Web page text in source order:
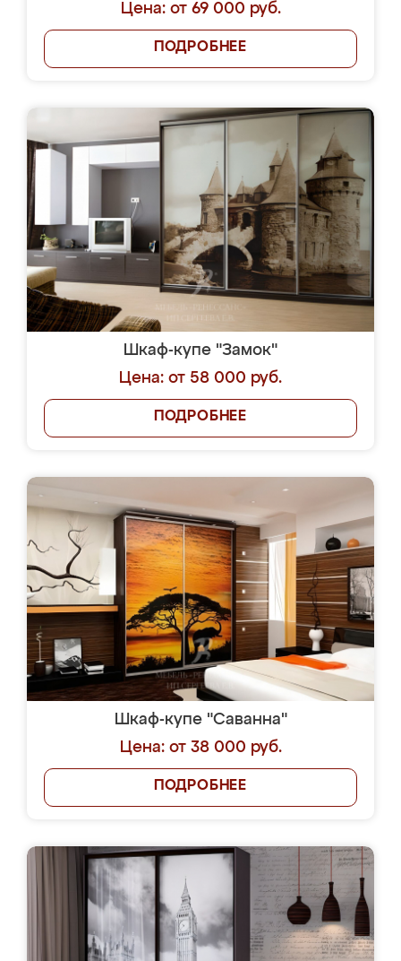
Цена: от 69 000 руб.
ПОДРОБНЕЕ
Шкаф-купе "Замок"
Цена: от 58 000 руб.
ПОДРОБНЕЕ
Шкаф-купе "Саванна"
Цена: от 38 000 руб.
ПОДРОБНЕЕ